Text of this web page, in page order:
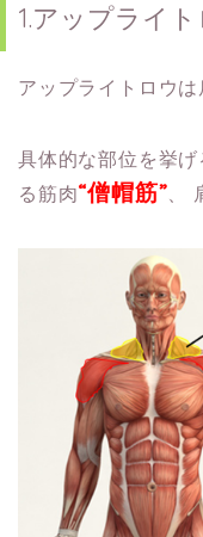
1.アップライ
アップライトロウは
具体的な部位を挙げ
る筋肉“僧帽筋”、